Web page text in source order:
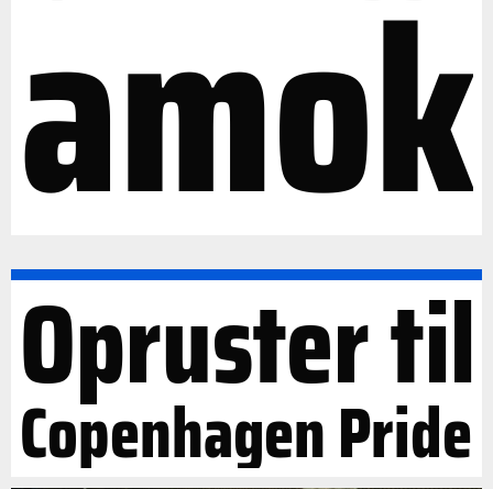
amok
Opruster til
Copenhagen Pride